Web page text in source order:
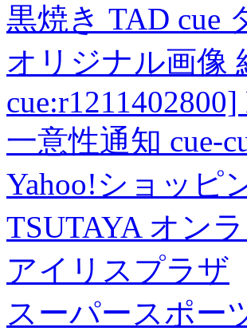
黒焼き TAD cue
オリジナル画像
cue:r1211402800]
一意性通知 cue-
Yahoo!ショッピ
TSUTAYA オン
アイリスプラザ
スーパースポー